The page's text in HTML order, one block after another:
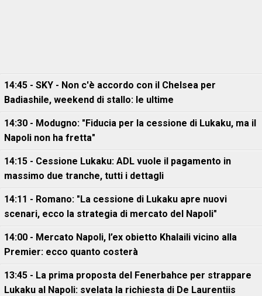
14:45 - SKY - Non c'è accordo con il Chelsea per
Badiashile, weekend di stallo: le ultime
14:30 - Modugno: "Fiducia per la cessione di Lukaku, ma il
Napoli non ha fretta"
14:15 - Cessione Lukaku: ADL vuole il pagamento in
massimo due tranche, tutti i dettagli
14:11 - Romano: "La cessione di Lukaku apre nuovi
scenari, ecco la strategia di mercato del Napoli"
14:00 - Mercato Napoli, l’ex obietto Khalaili vicino alla
Premier: ecco quanto costerà
13:45 - La prima proposta del Fenerbahce per strappare
Lukaku al Napoli: svelata la richiesta di De Laurentiis